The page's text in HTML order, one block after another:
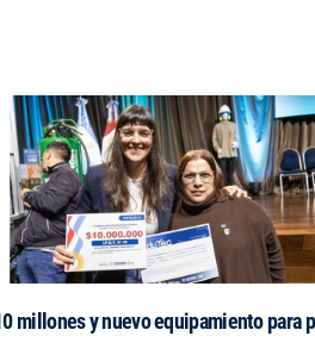
millones y nuevo equipamiento para